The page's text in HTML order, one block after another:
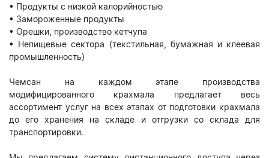
• Продукты с низкой калорийностью
• Замороженные продукты
• Орешки, производство кетчупа
• Непищевые сектора (текстильная, бумажная и клеевая
промышленность)
Чемсан на каждом этапе производства
модифицированного крахмала предлагает весь
ассортимент услуг на всех этапах от подготовки крахмала
до его хранения на складе и отгрузки со склада для
транспортировки.